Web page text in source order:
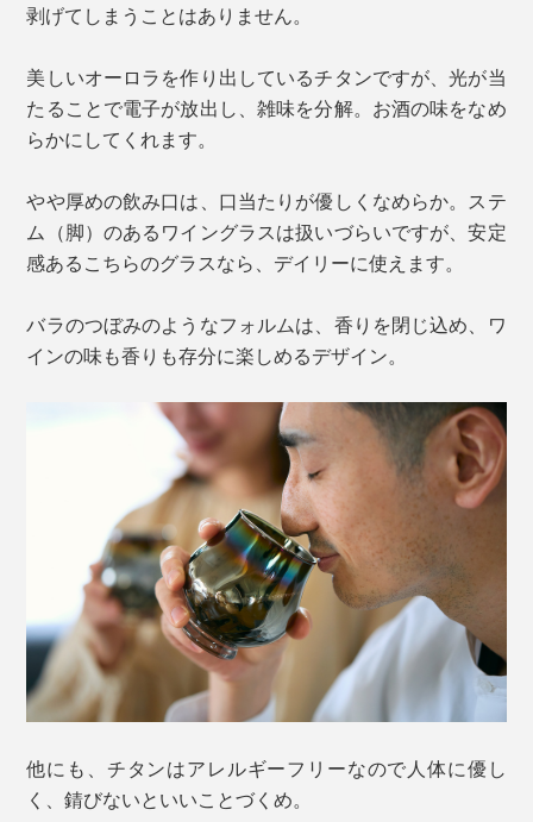
剥げてしまうことはありません。
美しいオーロラを作り出しているチタンですが、光が当
たることで電子が放出し、雑味を分解。お酒の味をなめ
らかにしてくれます。
やや厚めの飲み口は、口当たりが優しくなめらか。ステ
ム（脚）のあるワイングラスは扱いづらいですが、安定
感あるこちらのグラスなら、デイリーに使えます。
バラのつぼみのようなフォルムは、香りを閉じ込め、ワ
インの味も香りも存分に楽しめるデザイン。
他にも、チタンはアレルギーフリーなので人体に優し
く、錆びないといいことづくめ。